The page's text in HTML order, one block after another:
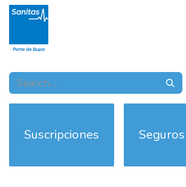
Suscripciones Seguros